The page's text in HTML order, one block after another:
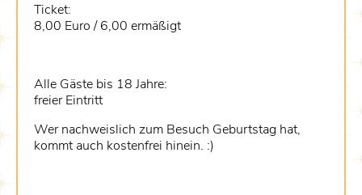
Ticket:
8,00 Euro / 6,00 ermäßigt
Alle Gäste bis 18 Jahre:
freier Eintritt
Wer nachweislich zum Besuch Geburtstag hat,
kommt auch kostenfrei hinein. :)